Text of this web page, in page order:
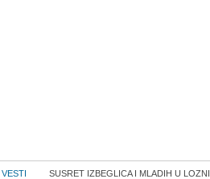
VESTI SUSRET IZBEGLICA I MLADIH U